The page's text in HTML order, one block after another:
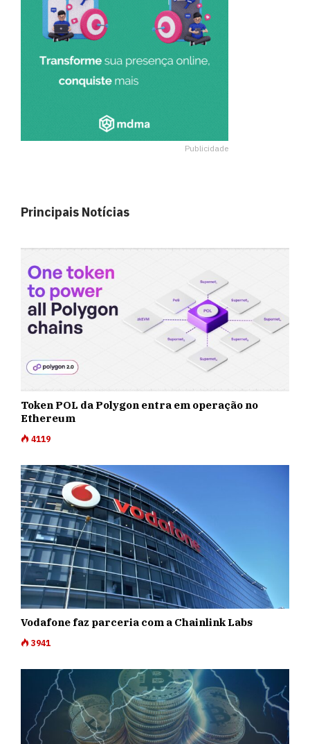
Publicidade
Principais Notícias
Token POL da Polygon entra em operação no
Ethereum
4119
Vodafone faz parceria com a Chainlink Labs
3941